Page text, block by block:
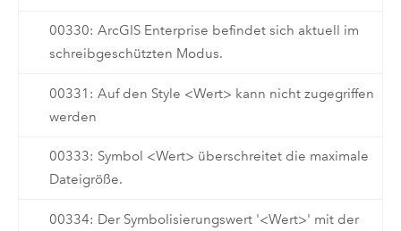
00330: ArcGIS Enterprise befindet sich aktuell im
schreibgeschützten Modus.
00331: Auf den Style <Wert> kann nicht zugegriffen
werden
00333: Symbol <Wert> überschreitet die maximale
Dateigröße.
00334: Der Symbolisierungswert '<Wert>' mit der